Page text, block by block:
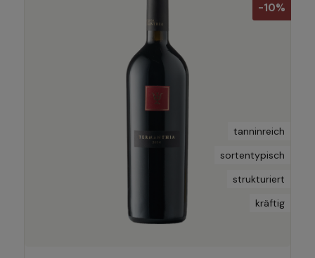
-10%
tanninreich
sortentypisch
strukturiert
kräftig